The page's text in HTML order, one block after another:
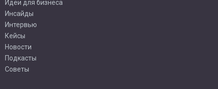
Идеи для бизнеса
Инсайды
Интервью
Кейсы
Новости
Подкасты
Советы